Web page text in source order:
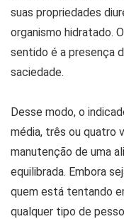
suas propriedades
organismo hidratado.
sentido é a presença
saciedade.
Desse modo, o
média, três ou quatro
manutenção de uma
equilibrada. Embora
quem está tentando
qualquer tipo de